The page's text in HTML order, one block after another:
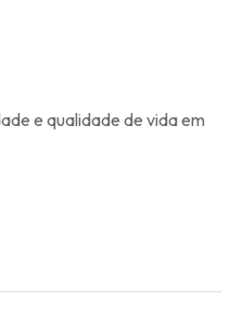
e qualidade de vida em